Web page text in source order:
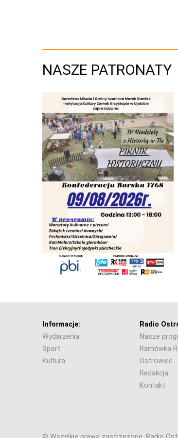
NASZE PATRONATY
Informacje:
Wydarzenia
Sport
Kultura
Radio
Nasze
Ramówka
Ostrowiec
Redakcja
Kontakt